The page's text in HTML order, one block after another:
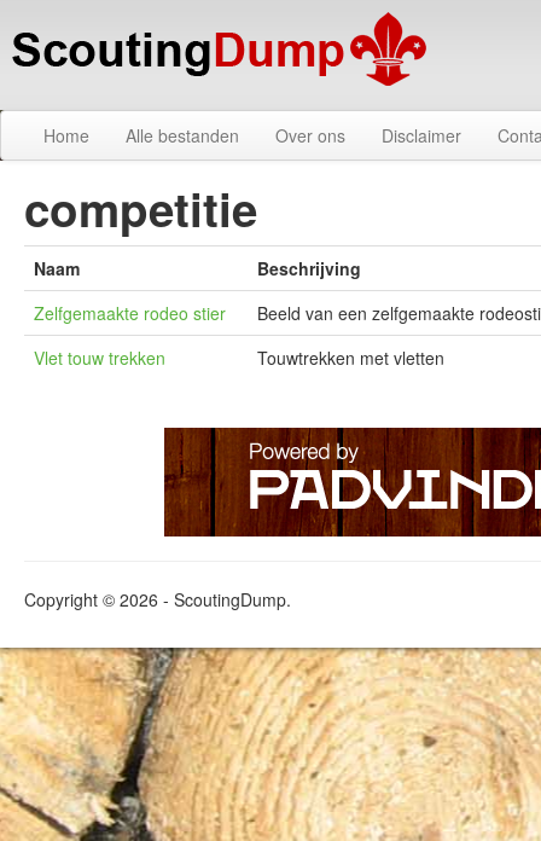
Home Alle bestanden Over ons Disclaimer
competitie
Naam
Beschrijving
Zelfgemaakte rodeo stier
Beeld van een zelfgemaakte
Vlet touw trekken
Touwtrekken met vletten
Copyright © 2026 - ScoutingDump.